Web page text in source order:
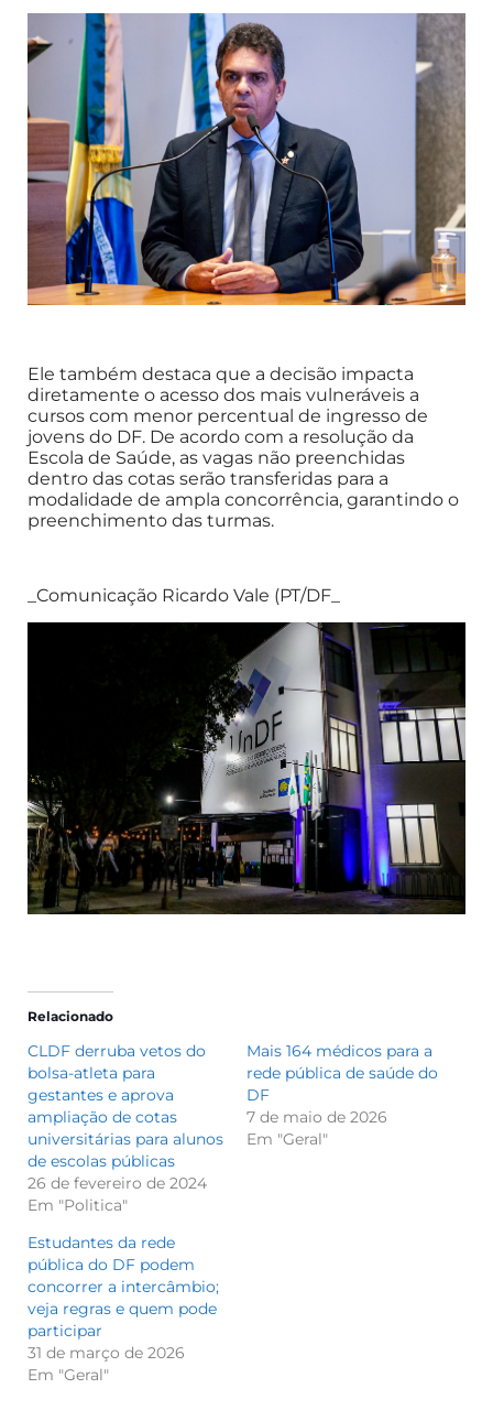
Ele também destaca que a decisão impacta
diretamente o acesso dos mais vulneráveis a
cursos com menor percentual de ingresso de
jovens do DF. De acordo com a resolução da
Escola de Saúde, as vagas não preenchidas
dentro das cotas serão transferidas para a
modalidade de ampla concorrência, garantindo o
preenchimento das turmas.
_Comunicação Ricardo Vale (PT/DF_
Relacionado
CLDF derruba vetos do
bolsa-atleta para
gestantes e aprova
ampliação de cotas
universitárias para alunos
de escolas públicas
26 de fevereiro de 2024
Em "Politica"
Mais 164 médicos para a
rede pública de saúde do
DF
7 de maio de 2026
Em "Geral"
Estudantes da rede
pública do DF podem
concorrer a intercâmbio;
veja regras e quem pode
participar
31 de março de 2026
Em "Geral"